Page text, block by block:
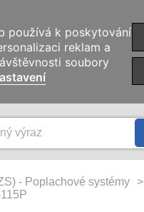
KATEGORIE
- Poplachové systémy >
používá k poskytování
reklam a
soubory